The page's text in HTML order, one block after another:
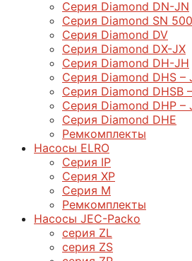
Серия Diamond DN-JN
Серия Diamond SN 500
Серия Diamond DV
Серия Diamond DX-JX
Серия Diamond DH-JH
Серия Diamond DHS –
Серия Diamond DHSB
Серия Diamond DHP –
Серия Diamond DHE
Ремкомплекты
Насосы ELRO
Серия IP
Серия XP
Серия M
Ремкомплекты
Насосы JEC-Packo
серия ZL
серия ZS